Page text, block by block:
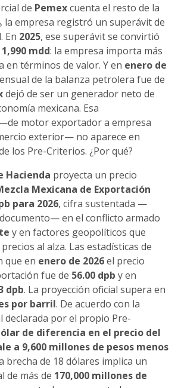
de Pemexcuenta el resto de la
, la empresa registró un superávit de
. En 2025, ese superávit se convirtió
mdd: la empresa importa más
en términos de valor. Y en enero de
de la balanza petrolera fue de
dejó de ser un generador neto de
mexicana. Esa
motor exportador a empresa
exterior— no aparece en
los Pre-Criterios. ¿Por qué?
Hacienda proyecta un precio
Mexicana de Exportación
para 2026, cifra sustentada —
en el conflicto armado
y en factores geopolíticos que
al alza. Las estadísticas de
que en enero de 2026el precio
fue de 56.00 dpb y en
dpb. La proyección oficial supera en
por barril. De acuerdo con la
declarada por el propio Pre-
de diferencia en el precio del
a 9,600 millones de pesos menos
brecha de 18 dólares implica un
de más de 170,000 millones de